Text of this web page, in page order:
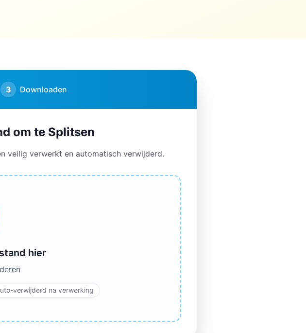
3 Downloaden
om te Splitsen
veilig verwerkt en automatisch verwijderd.
hier
verwijderd na verwerking